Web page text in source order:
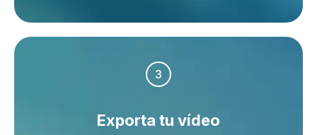
3
Exporta tu vídeo